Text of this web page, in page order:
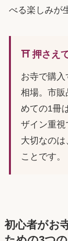
べる楽しみが
⛩️ 押さえ
お寺で購
相場。市販
めての1冊
ザイン重視
大切なの
ことです。
初心者がお